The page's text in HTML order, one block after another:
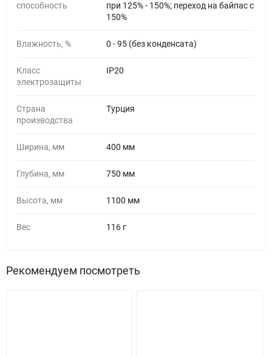
способность
при 125% - 150%; переход на байпас с
150%
Влажность, % 0 - 95 (без конденсата)
Класс
электрозащиты
IP20
Страна
производства
Турция
Ширина, мм 400 мм
Глубина, мм 750 мм
Высота, мм 1100 мм
Вес 116 г
Рекомендуем посмотреть